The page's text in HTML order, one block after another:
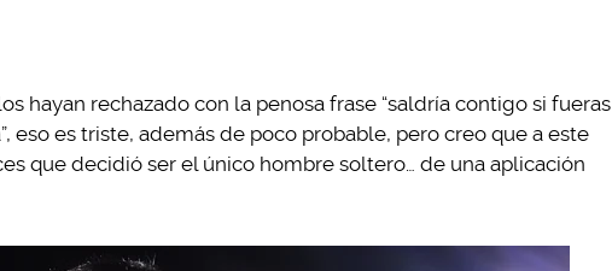
hayan rechazado con la penosa frase “saldría contigo si fueras
eso es triste, además de poco probable, pero creo que a este
que decidió ser el único hombre soltero… de una aplicación